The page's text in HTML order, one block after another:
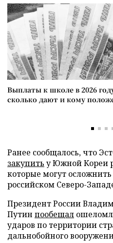
Выплаты к школе в 2026
сколько дают и кому
Ранее сообщалось, что
закупить у Южной Кореи
которые могут осложнить
российском Северо-
Президент России
Путин пообещал
ударов по территории
дальнобойного